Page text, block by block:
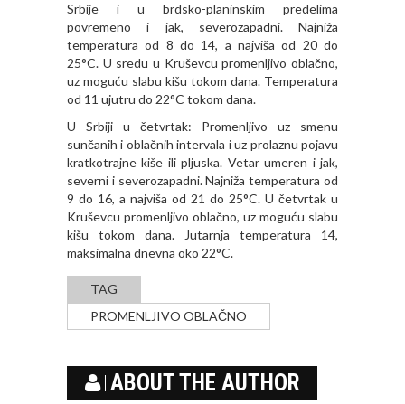
Srbije i u brdsko-planinskim predelima
povremeno i jak, severozapadni. Najniža
temperatura od 8 do 14, a najviša od 20 do
25°C. U sredu u Kruševcu promenljivo oblačno,
uz moguću slabu kišu tokom dana. Temperatura
od 11 ujutru do 22°C tokom dana.
U Srbiji u četvrtak: Promenljivo uz smenu
sunčanih i oblačnih intervala i uz prolaznu pojavu
kratkotrajne kiše ili pljuska. Vetar umeren i jak,
severni i severozapadni. Najniža temperatura od
9 do 16, a najviša od 21 do 25°C. U četvrtak u
Kruševcu promenljivo oblačno, uz moguću slabu
kišu tokom dana. Jutarnja temperatura 14,
maksimalna dnevna oko 22°C.
TAG
PROMENLJIVO OBLAČNO
ABOUT THE AUTHOR